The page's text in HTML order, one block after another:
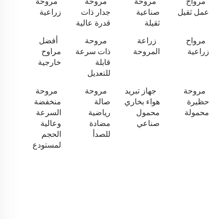
عمل ثقيل
صناعية
ثقيلة
جدار ذات
قدرة عالية
زراعية
مرواح
زراعية
زراعة
المروحة
مروحة
ذات سرعة
قابلة
للتعديل
أفضل
مراوح
خارجية
مروحة
حظيرة
محمولة
جهاز تبريد
هواء بخاري
محمول
صناعي
مروحة
صالة
رياضية
مضادة
للصدأ
مروحة
منخفضة
السرعة
وعالية
الحجم
لمستودع